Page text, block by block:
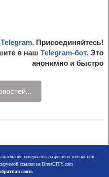
Telegram. Присоединяйтесь!
в наш Telegram-бот. Это
анонимно и быстро
материалов разрешено только при
ссылки на BrestCITY.com
связь